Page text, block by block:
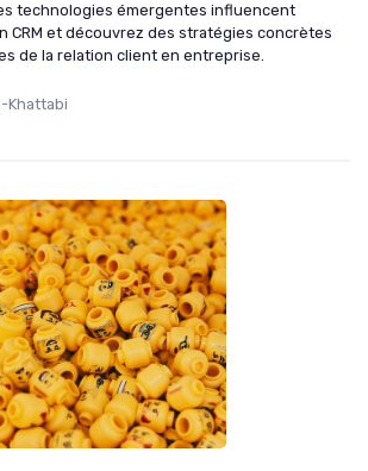
technologies émergentes influencent
CRM et découvrez des stratégies concrètes
de la relation client en entreprise.
Khattabi